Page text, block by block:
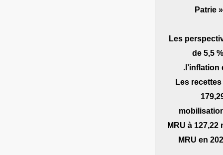
Patrie
Les
de 5,5
Les
MRU à
MRU en